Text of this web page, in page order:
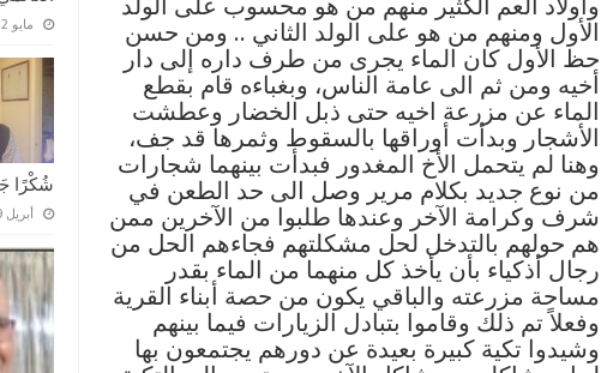
مايو 2, 2026
شُكْرًا
أبريل 29, 2026
وأولاد العم الكثير منهم من هو محسوب على الولد
الأول ومنهم من هو على الولد الثاني .. ومن حسن
حظ الأول كان الماء يجرى من طرف داره إلى دار
أخيه ومن ثم الى عامة الناس، وبغباءه قام بقطع
الماء عن مزرعة اخيه حتى ذبل الخضار وعطشت
الأشجار وبدأت أوراقها بالسقوط وثمرها قد جف،
وهنا لم يتحمل الأخ المغدور فبدأت بينهما شجارات
من نوع جديد بكلام مرير وصل الى حد الطعن في
شرف وكرامة الآخر وعندها طلبوا من الآخرين ممن
هم حولهم بالتدخل لحل مشكلتهم فجاءهم الحل من
رجال أذكياء بأن يأخذ كل منهما من الماء بقدر
مساحة مزرعته والباقي يكون من حصة أبناء القرية
وفعلاً تم ذلك وقاموا بتبادل الزيارات فيما بينهم
وشيدوا تكية كبيرة بعيدة عن دورهم يجتمعون بها